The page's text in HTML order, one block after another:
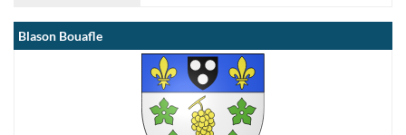
Blason Bouafle